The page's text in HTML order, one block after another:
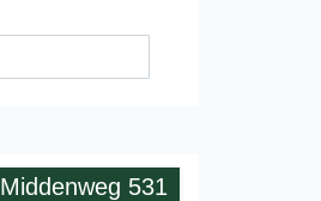
Middenweg 531